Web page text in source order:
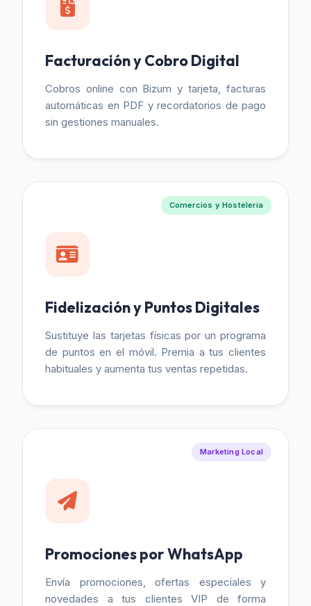
Facturación y Cobro Digital
Cobros online con Bizum y tarjeta, facturas
automáticas en PDF y recordatorios de pago
sin gestiones manuales.
Comercios y Hostelería
Fidelización y Puntos Digitales
Sustituye las tarjetas físicas por un programa
de puntos en el móvil. Premia a tus clientes
habituales y aumenta tus ventas repetidas.
Marketing Local
Promociones por WhatsApp
Envía promociones, ofertas especiales y
novedades a tus clientes VIP de forma